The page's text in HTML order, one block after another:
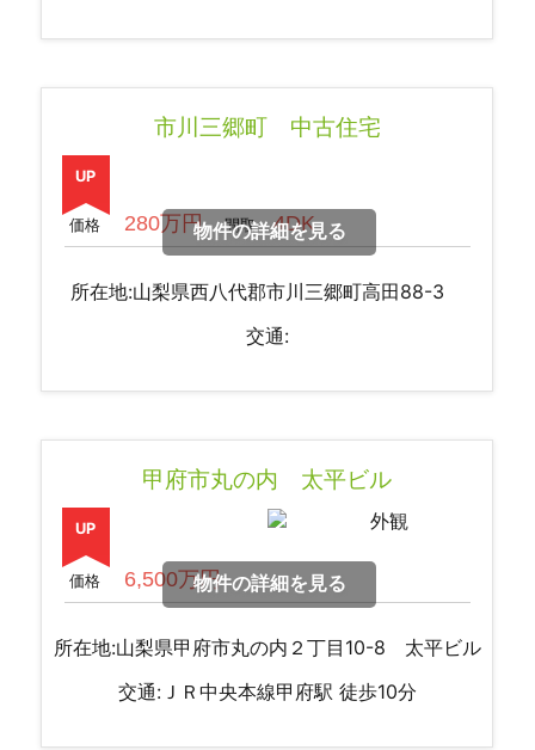
市川三郷町 中古住宅
UP
物件の詳細を見る
価格 280万円 間取 4DK
所在地:山梨県西八代郡市川三郷町高田88-3
交通:
甲府市丸の内 太平ビル
UP
物件の詳細を見る
価格 6,500万円
所在地:山梨県甲府市丸の内２丁目10-8 太平ビル
交通:ＪＲ中央本線甲府駅 徒歩10分